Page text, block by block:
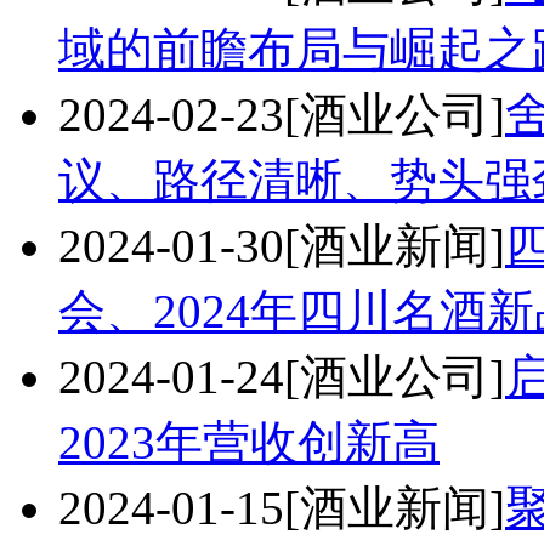
域的前瞻布局与崛起之
2024-02-23[酒业公司]
议、路径清晰、势头强
2024-01-30[酒业新闻]
会、2024年四川名酒
2024-01-24[酒业公司]
2023年营收创新高
2024-01-15[酒业新闻]